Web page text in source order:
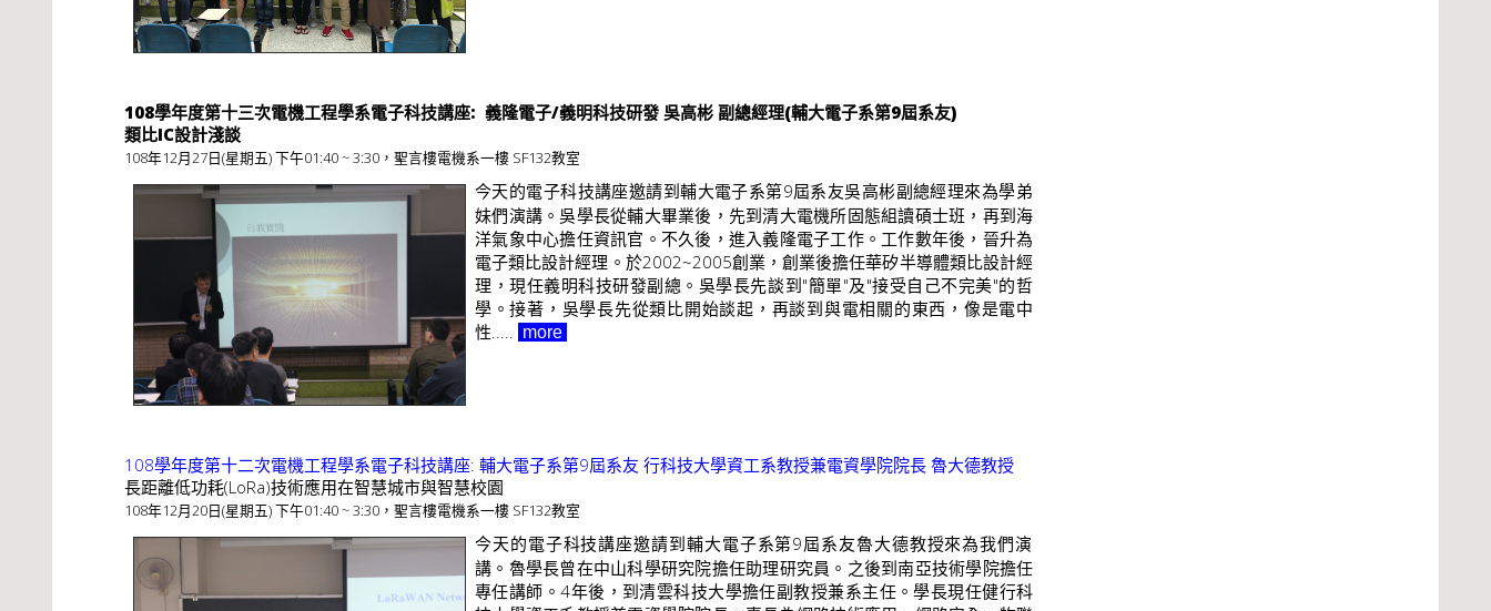
108學年度第十三次電機工程學系電子科技講座: 義隆電子/義明科技研發 吳高彬 副總經理(輔大電子系第9屆系友)
類比IC設計淺談
108年12月27日(星期五) 下午01:40 ~ 3:30，聖言樓電機系一樓 SF132教室
今天的電子科技講座邀請到輔大電子系第9屆系友吳高彬副總經理來為學弟
妹們演講。吳學長從輔大畢業後，先到清大電機所固態組讀碩士班，再到海
洋氣象中心擔任資訊官。不久後，進入義隆電子工作。工作數年後，晉升為
電子類比設計經理。於2002~2005創業，創業後擔任華矽半導體類比設計經
理，現任義明科技研發副總。吳學長先談到"簡單"及"接受自己不完美"的哲
學。接著，吳學長先從類比開始談起，再談到與電相關的東西，像是電中
性.....
more
108學年度第十二次電機工程學系電子科技講座: 輔大電子系第9屆系友 行科技大學資工系教授兼電資學院院長 魯大德教授
長距離低功耗(LoRa)技術應用在智慧城市與智慧校園
108年12月20日(星期五) 下午01:40 ~ 3:30，聖言樓電機系一樓 SF132教室
今天的電子科技講座邀請到輔大電子系第9屆系友魯大德教授來為我們演
講。魯學長曾在中山科學研究院擔任助理研究員。之後到南亞技術學院擔任
專任講師。4年後，到清雲科技大學擔任副教授兼系主任。學長現任健行科